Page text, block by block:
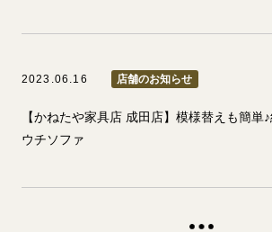
2023.06.16 店舗のお知らせ
【かねたや家具店 成田店】模様替えも簡単
ウチソファ